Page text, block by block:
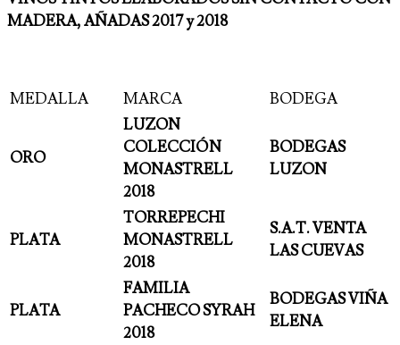
MADERA, AÑADAS 2017 y 2018
MEDALLA MARCA BODEGA
ORO
LUZON
COLECCIÓN
MONASTRELL
2018
BODEGAS
LUZON
PLATA
TORREPECHI
MONASTRELL
2018
S.A.T. VENTA
LAS CUEVAS
PLATA
FAMILIA
PACHECO SYRAH
2018
BODEGAS VIÑA
ELENA